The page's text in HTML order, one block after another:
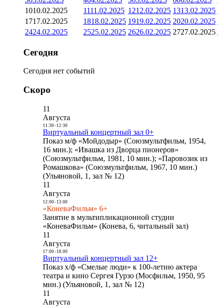
1010.02.2025 1111.02.2025 1212.02.2025 1313.02.2025
1717.02.2025 1818.02.2025 1919.02.2025 2020.02.2025
2424.02.2025 2525.02.2025 2626.02.2025 2727.02.2025
Сегодня
Сегодня нет событий
Скоро
11
Августа
11:30- 12:30
Виртуальный концертный зал 0+
Показ м/ф «Мойдодыр» (Союзмультфильм, 1954,
16 мин.); «Ивашка из Дворца пионеров»
(Союзмультфильм, 1981, 10 мин.); «Паровозик из
Ромашкова» (Союзмультфильм, 1967, 10 мин.)
(Ульяновой, 1, зал № 12)
11
Августа
12:00- 13:00
«КоневаФильм» 6+
Занятие в мультипликационной студии
«КоневаФильм» (Конева, 6, читальный зал)
11
Августа
17:00- 18:00
Виртуальный концертный зал 12+
Показ х/ф «Смелые люди» к 100-летию актера
театра и кино Сергея Гурзо (Мосфильм, 1950, 95
мин.) (Ульяновой, 1, зал № 12)
11
Августа